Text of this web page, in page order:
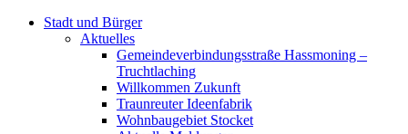
Stadt und Bürger
Aktuelles
Gemeindeverbindungsstraße Hassmoning –
Truchtlaching
Willkommen Zukunft
Traunreuter Ideenfabrik
Wohnbaugebiet Stocket